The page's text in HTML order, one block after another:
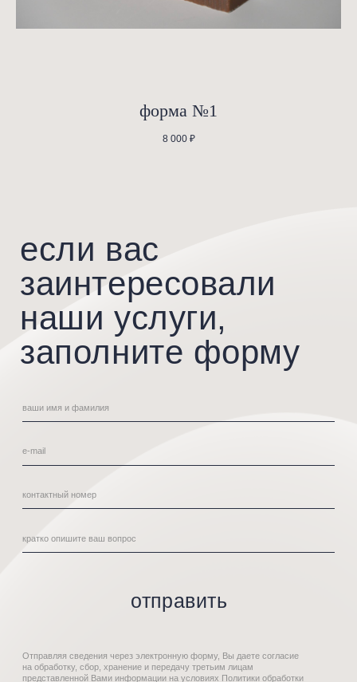
форма №1
8 000 ₽
коллаборации
персональных данных
организацией и запрещена
на территории России.
p owered by us